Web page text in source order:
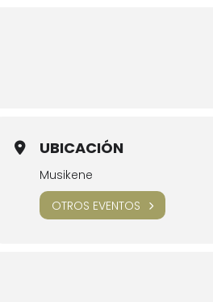
UBICACIÓN
Musikene
OTROS EVENTOS